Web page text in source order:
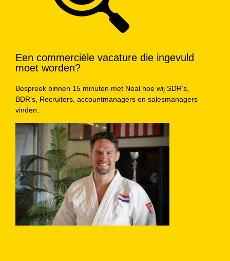
Een commerciële vacature die ingevuld
moet worden?
Bespreek binnen 15 minuten met Neal hoe wij SDR’s,
BDR’s, Recruiters, accountmanagers en salesmanagers
vinden.